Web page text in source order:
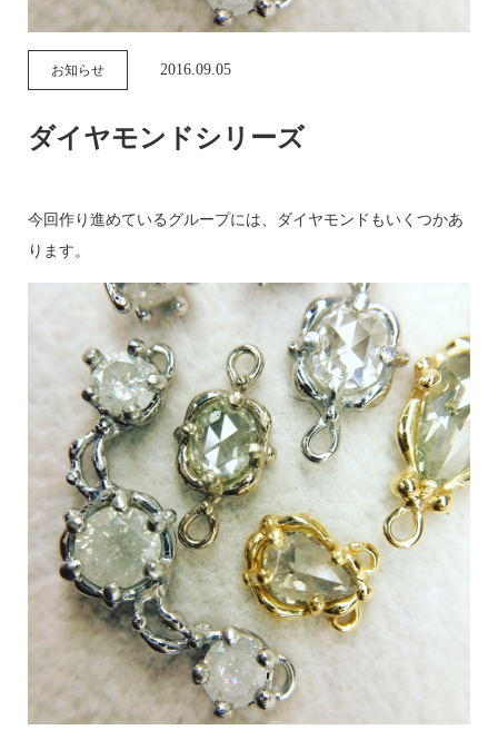
お知らせ 2016.09.05
ダイヤモンドシリーズ
今回作り進めているグループには、ダイヤモンドもいくつかあ
ります。